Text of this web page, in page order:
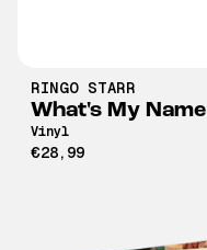
RINGO STARR
What's My Name
Vinyl
€28,99